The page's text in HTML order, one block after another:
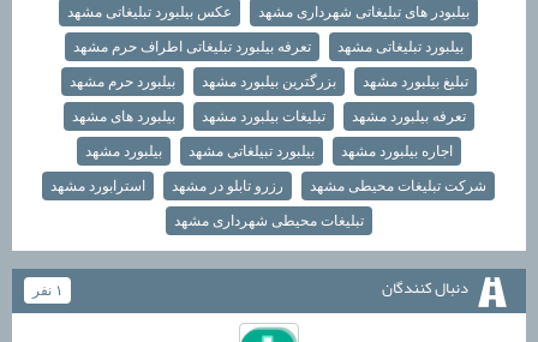
بیلبودر های تبلیغاتی شهرداری مشهد عکس بیلبورد تبلیغاتی مشهد
بیلبورد تبلیغاتی مشهد تعرفه بیلبورد تبلیغاتی اطراف حرم مشهد
تبلیغ بیلبورد مشهد بزرگترین بیلبورد مشهد بیلبورد حرم مشهد
تعرفه بیلبورد مشهد تبلیغات بیلبورد مشهد بیلبورد های مشهد
اجاره بیلبورد مشهد بیلبورد تبیلغاتی مشهد بیلبورد مشهد
شرکت تبلیغات محیطی مشهد رزرو تابلو در مشهد استرابورد مشهد
تبلیغات محیطی شهرداری مشهد
دنبال كنندگان ۱ نفر